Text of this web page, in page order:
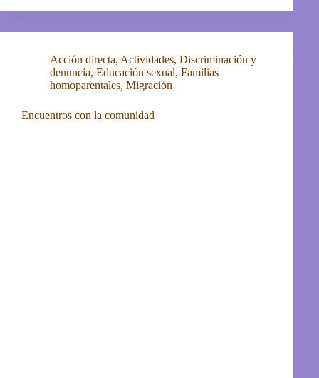
Acción directa, Actividades, Discriminación y
denuncia, Educación sexual, Familias
homoparentales, Migración
Encuentros con la comunidad